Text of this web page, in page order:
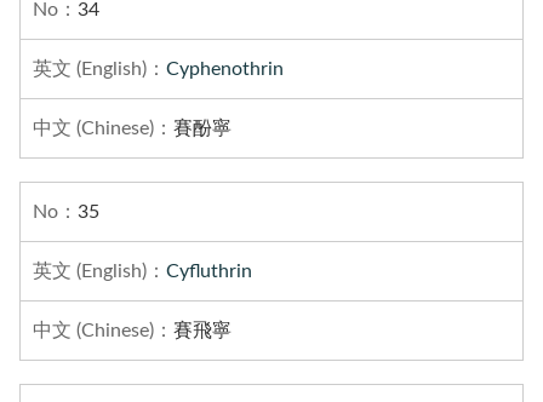
34
Cyphenothrin
賽酚寧
35
Cyfluthrin
賽飛寧